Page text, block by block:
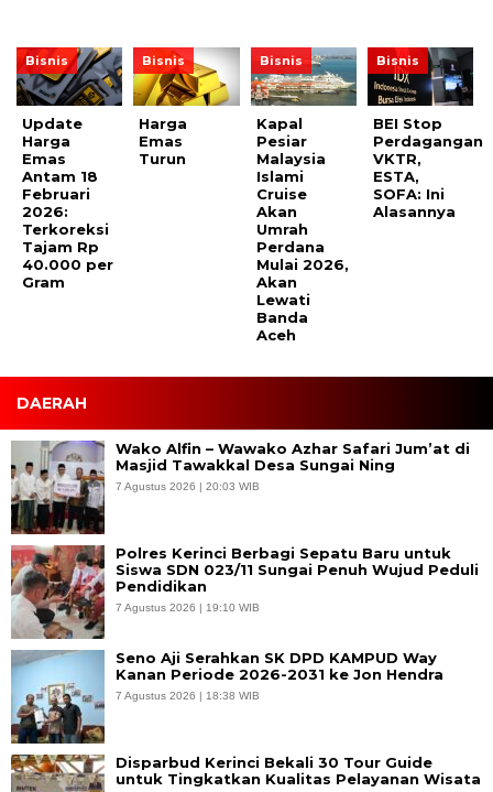
Bisnis
Update
Harga
Emas
Antam 18
Februari
2026:
Terkoreksi
Tajam Rp
40.000 per
Gram
Bisnis
Harga
Emas
Turun
Bisnis
Kapal
Pesiar
Malaysia
Islami
Cruise
Akan
Umrah
Perdana
Mulai 2026,
Akan
Lewati
Banda
Aceh
Bisnis
BEI Stop
Perdagangan
VKTR,
ESTA,
SOFA: Ini
Alasannya
DAERAH
Wako Alfin – Wawako Azhar Safari Jum’at di
Masjid Tawakkal Desa Sungai Ning
7 Agustus 2026 | 20:03 WIB
Polres Kerinci Berbagi Sepatu Baru untuk
Siswa SDN 023/11 Sungai Penuh Wujud Peduli
Pendidikan
7 Agustus 2026 | 19:10 WIB
Seno Aji Serahkan SK DPD KAMPUD Way
Kanan Periode 2026-2031 ke Jon Hendra
7 Agustus 2026 | 18:38 WIB
Disparbud Kerinci Bekali 30 Tour Guide
untuk Tingkatkan Kualitas Pelayanan Wisata